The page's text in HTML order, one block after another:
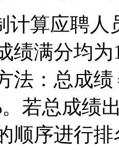
计算应聘人
绩满分均
法：总成
若总成绩
顺序进行